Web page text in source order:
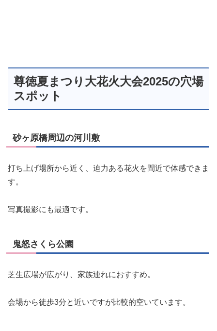
尊徳夏まつり大花火大会2025の穴場
スポット
砂ヶ原橋周辺の河川敷
打ち上げ場所から近く、迫力ある花火を間近で体感できま
す。
写真撮影にも最適です。
鬼怒さくら公園
芝生広場が広がり、家族連れにおすすめ。
会場から徒歩3分と近いですが比較的空いています。